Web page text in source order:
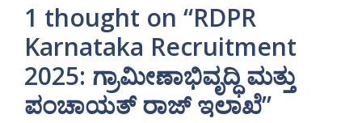
1 thought on “RDPR
Karnataka Recruitment
2025: ಗ್ರಾಮೀಣಾಭಿವೃದ್ಧಿ ಮತ್ತು
ಪಂಚಾಯತ್ ರಾಜ್ ಇಲಾಖೆ”